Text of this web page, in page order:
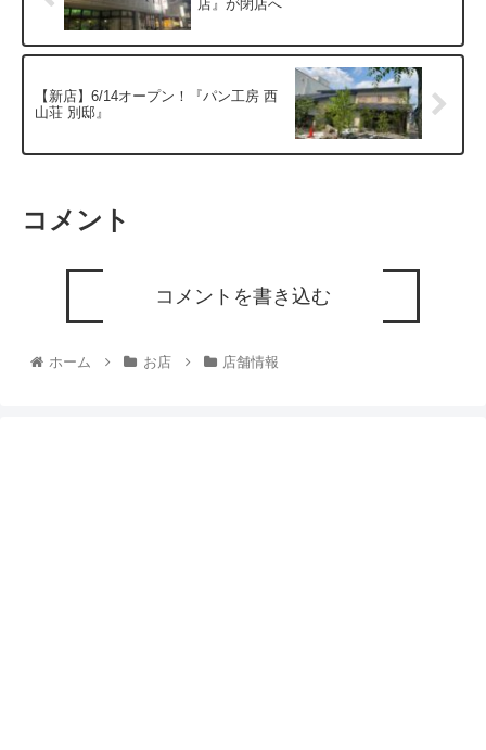
店』が閉店へ
【新店】6/14オープン！『パン工房 西
山荘 別邸』
コメント
コメントを書き込む
ホーム お店 店舗情報